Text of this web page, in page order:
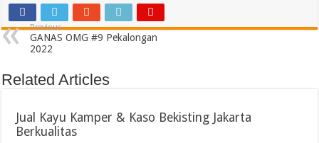
Previous
GANAS OMG #9 Pekalongan
2022
Related Articles
Jual Kayu Kamper & Kaso Bekisting Jakarta
Berkualitas